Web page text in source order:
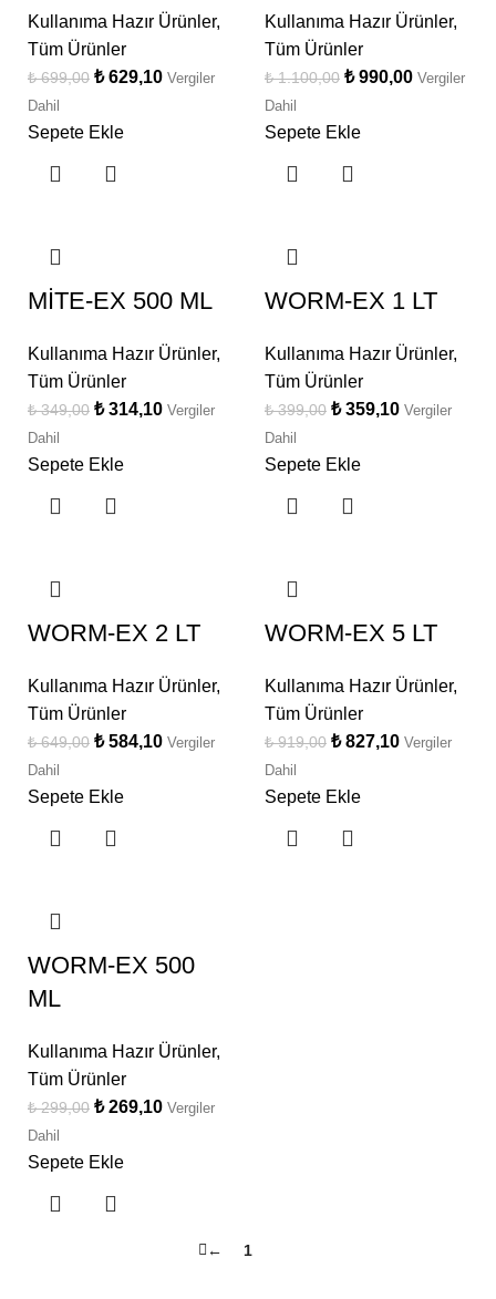
Kullanıma Hazır Ürünler,
Tüm Ürünler
₺699,00 ₺629,10 Vergiler
Dahil
Sepete Ekle
Kullanıma Hazır Ürünler,
Tüm Ürünler
₺1.100,00 ₺990,00 Vergiler
Dahil
Sepete Ekle
MİTE-EX 500 ML
Kullanıma Hazır Ürünler,
Tüm Ürünler
₺349,00 ₺314,10 Vergiler
Dahil
Sepete Ekle
WORM-EX 1 LT
Kullanıma Hazır Ürünler,
Tüm Ürünler
₺399,00 ₺359,10 Vergiler
Dahil
Sepete Ekle
WORM-EX 2 LT
Kullanıma Hazır Ürünler,
Tüm Ürünler
₺649,00 ₺584,10 Vergiler
Dahil
Sepete Ekle
WORM-EX 5 LT
Kullanıma Hazır Ürünler,
Tüm Ürünler
₺919,00 ₺827,10 Vergiler
Dahil
Sepete Ekle
WORM-EX 500
ML
Kullanıma Hazır Ürünler,
Tüm Ürünler
₺299,00 ₺269,10 Vergiler
Dahil
Sepete Ekle
← 1